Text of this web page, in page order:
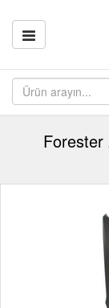
Forester